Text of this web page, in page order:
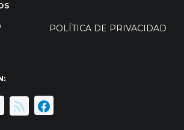
POLÍTICA DE PRIVACIDAD